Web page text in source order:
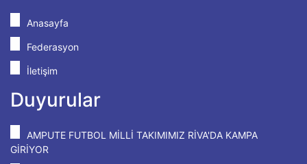
Anasayfa
Federasyon
İletişim
Duyurular
AMPUTE FUTBOL MİLLİ TAKIMIMIZ RİVA'DA KAMPA
GİRİYOR